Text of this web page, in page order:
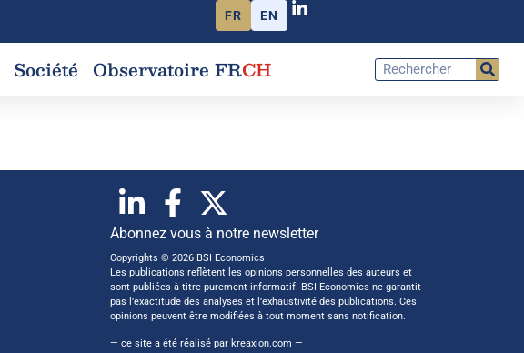
FR EN
Société Observatoire FRCH
Abonnez vous à notre newsletter
Copyrights © 2026 BSI Economics
Les publications reflètent les opinions personnelles des auteurs et
sont publiées à titre purement informatif. BSI Economics ne garantit
pas l’exactitude des analyses et l’exhaustivité des publications. Ces
opinions peuvent être modifiées à tout moment sans notification.
— ce site a été réalisé par kreaxion.com —